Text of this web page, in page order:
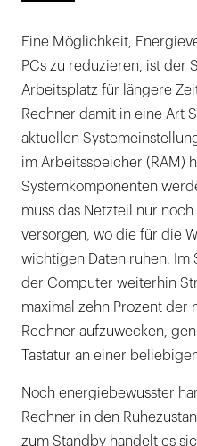
Eine Möglichkeit,
PCs zu reduzieren, ist der
Arbeitsplatz für längere
Rechner damit in eine Art
aktuellen
im Arbeitsspeicher (RAM)
Systemkomponenten
muss das Netzteil nur
versorgen, wo die für die
wichtigen Daten ruhen. Im
der Computer weiterhin
maximal zehn Prozent der
Rechner aufzuwecken,
Tastatur an einer
Noch energiebewusster
Rechner in den
zum Standby handelt es